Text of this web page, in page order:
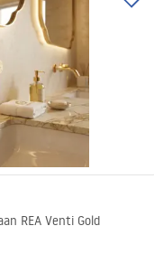
REA Venti Gold